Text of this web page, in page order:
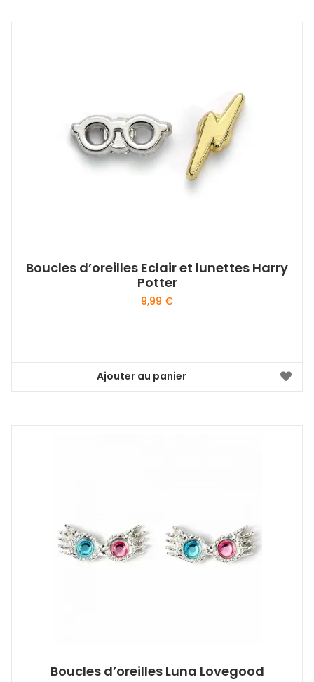
Boucles d’oreilles Eclair et lunettes Harry
Potter
9,99 €
Ajouter au panier
Boucles d’oreilles Luna Lovegood